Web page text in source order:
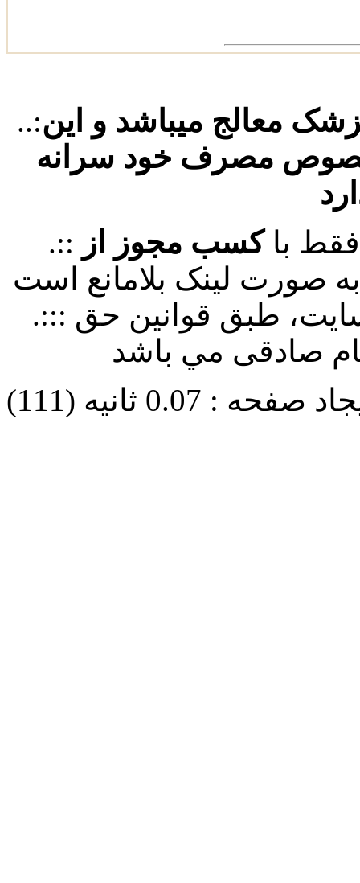
..:معالج میباشد و این
خصوص مصرف خود سرانه
.::
باکسب مجوز از
.::: طبق قوانین حق
صادقی مي باشد
: 0.07 ثانیه (111)